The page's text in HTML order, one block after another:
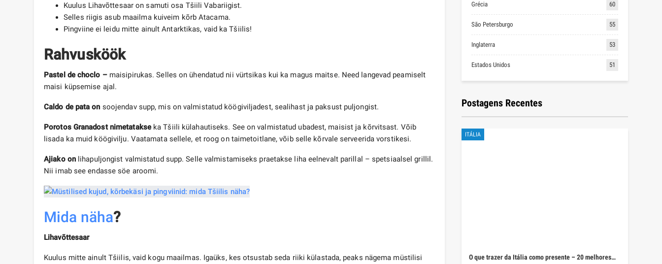
Kuulus Lihavõttesaar on samuti osa Tšiili Vabariigist.
Selles riigis asub maailma kuiveim kõrb Atacama.
Pingviine ei leidu mitte ainult Antarktikas, vaid ka Tšiilis!
Rahvusköök
Pastel de choclo –maisipirukas. Selles on ühendatud nii vürtsikas kui ka magus maitse. Need langevad peamiselt
maisi küpsemise ajal.
Caldo de pata on soojendav supp, mis on valmistatud köögiviljadest, sealihast ja paksust puljongist.
Porotos Granadost nimetatakseka Tšiili külahautiseks. See on valmistatud ubadest, maisist ja kõrvitsast. Võib
lisada ka muid köögivilju. Vaatamata sellele, et roog on taimetoitlane, võib selle kõrvale serveerida vorstikesi.
Ajiako onlihapuljongist valmistatud supp. Selle valmistamiseks praetakse liha eelnevalt parillal – spetsiaalsel grillil.
Nii imab see endasse söe aroomi.
Mida näha?
Lihavõttesaar
Kuulus mitte ainult Tšiilis, vaid kogu maailmas. Igaüks, kes otsustab seda riiki külastada, peaks nägema müstilisi
Grécia 60
São Petersburgo 55
Inglaterra 53
Estados Unidos 51
Postagens Recentes
ITÁLIA
O que trazer da Itália como presente – 20 melhores…